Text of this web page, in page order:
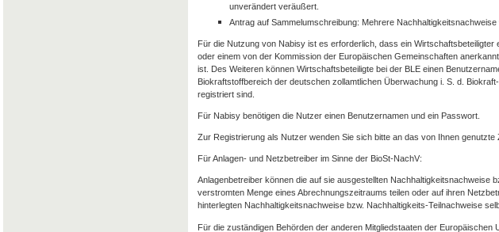
unverändert veräußert.
Antrag auf Sammelumschreibung: Mehrere
Für die Nutzung von Nabisy ist es erforderlich, dass ein
oder einem von der Kommission der Europäischen Gemeinschaften
ist. Des Weiteren können Wirtschaftsbeteiligte bei der BLE einen
Biokraftstoffbereich der deutschen zollamtlichen Überwachung i. S. d.
registriert sind.
Für Nabisy benötigen die Nutzer einen Benutzernamen und ein Passwort.
Zur Registrierung als Nutzer wenden Sie sich bitte an das von Ihnen genutzte
Für Anlagen- und Netzbetreiber im Sinne der BioSt-NachV:
Anlagenbetreiber können die auf sie ausgestellten Nachhaltigkeitsnachweise
verstromten Menge eines Abrechnungszeitraums teilen oder auf ihren
hinterlegten Nachhaltigkeitsnachweise bzw. Nachhaltigkeits-Teilnachweise
Für die zuständigen Behörden der anderen Mitgliedstaaten der Europäischen